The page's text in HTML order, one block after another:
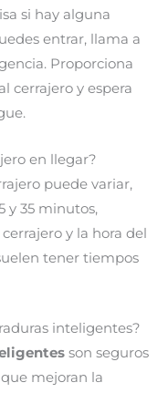
si hay alguna
entrar, llama a
Proporciona
cerrajero y espera
en llegar?
puede variar,
y 35 minutos,
y la hora del
tener tiempos
inteligentes?
son seguros
mejoran la